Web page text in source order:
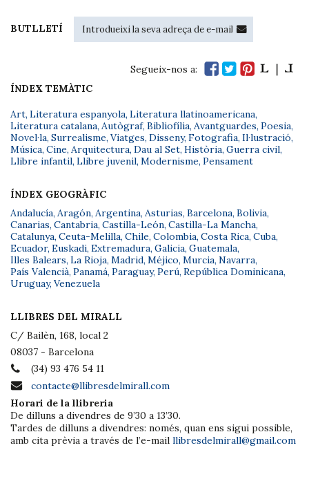
BUTLLETÍ
Segueix-nos a:
ÍNDEX TEMÀTIC
Art, Literatura espanyola, Literatura llatinoamericana,
Literatura catalana, Autògraf, Bibliofília, Avantguardes, Poesia,
Novel·la, Surrealisme, Viatges, Disseny, Fotografia, Il·lustració,
Música, Cine, Arquitectura, Dau al Set, Història, Guerra civil,
Llibre infantil, Llibre juvenil, Modernisme, Pensament
ÍNDEX GEOGRÀFIC
Andalucía, Aragón, Argentina, Asturias, Barcelona, Bolivia,
Canarias, Cantabria, Castilla-León, Castilla-La Mancha,
Catalunya, Ceuta-Melilla, Chile, Colombia, Costa Rica, Cuba,
Ecuador, Euskadi, Extremadura, Galicia, Guatemala,
Illes Balears, La Rioja, Madrid, Méjico, Murcia, Navarra,
País Valencià, Panamá, Paraguay, Perú, República Dominicana,
Uruguay, Venezuela
LLIBRES DEL MIRALL
C/ Bailèn, 168, local 2
08037 - Barcelona
(34) 93 476 54 11
contacte@llibresdelmirall.com
Horari de la llibreria
De dilluns a divendres de 9’30 a 13’30.
Tardes de dilluns a divendres: només, quan ens sigui possible,
amb cita prèvia a través de l’e-mail llibresdelmirall@gmail.com